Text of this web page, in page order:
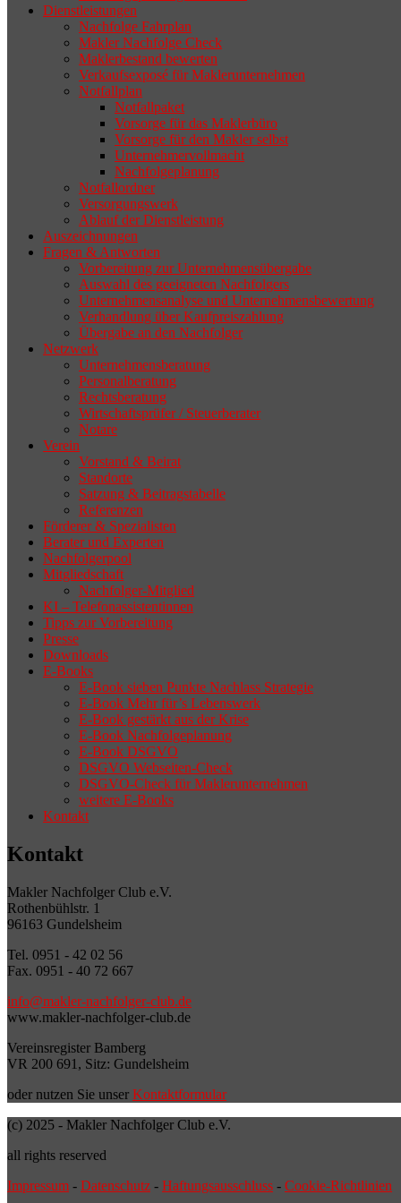
selten die Geschäftsaufgabe.
Dienstleistungen
Nachfolge Fahrplan
Makler Nachfolge Check
Maklerbestand bewerten
Verkaufsexposé für Maklerunternehmen
Notfallplan
Notfallpaket
Vorsorge für das Maklerbüro
Vorsorge für den Makler selbst
Unternehmervollmacht
Nachfolgeplanung
Notfallordner
Versorgungswerk
Ablauf der Dienstleistung
Auszeichnungen
Fragen & Antworten
Vorbereitung zur Unternehmensübergabe
Auswahl des geeigneten Nachfolgers
Unternehmensanalyse und Unternehmensbewertung
Verhandlung über Kaufpreiszahlung
Übergabe an den Nachfolger
Netzwerk
Unternehmensberatung
Personalberatung
Rechtsberatung
Wirtschaftsprüfer / Steuerberater
Notare
Verein
Vorstand & Beirat
Standorte
Satzung & Beitragstabelle
Referenzen
Förderer & Spezialisten
Berater und Experten
Nachfolgerpool
Mitgliedschaft
Nachfolger-Mitglied
KI – Telefonassistentinnen
Tipps zur Vorbereitung
Presse
Downloads
E-Books
E-Book sieben Punkte Nachlass Strategie
E-Book Mehr für’s Lebenswerk
E-Book gestärkt aus der Krise
E-Book Nachfolgeplanung
E-Book DSGVO
DSGVO Webseiten-Check
DSGVO-Check für Maklerunternehmen
weitere E-Books
Kontakt
Kontakt
Makler Nachfolger Club e.V.
Rothenbühlstr. 1
96163 Gundelsheim
Tel. 0951 - 42 02 56
Fax. 0951 - 40 72 667
info@makler-nachfolger-club.de
www.makler-nachfolger-club.de
Vereinsregister Bamberg
VR 200 691, Sitz: Gundelsheim
oder nutzen Sie unser Kontaktformular
(c) 2025 - Makler Nachfolger Club e.V.
all rights reserved
Impressum - Datenschutz - Haftungsausschluss - Cookie-Richtlinien